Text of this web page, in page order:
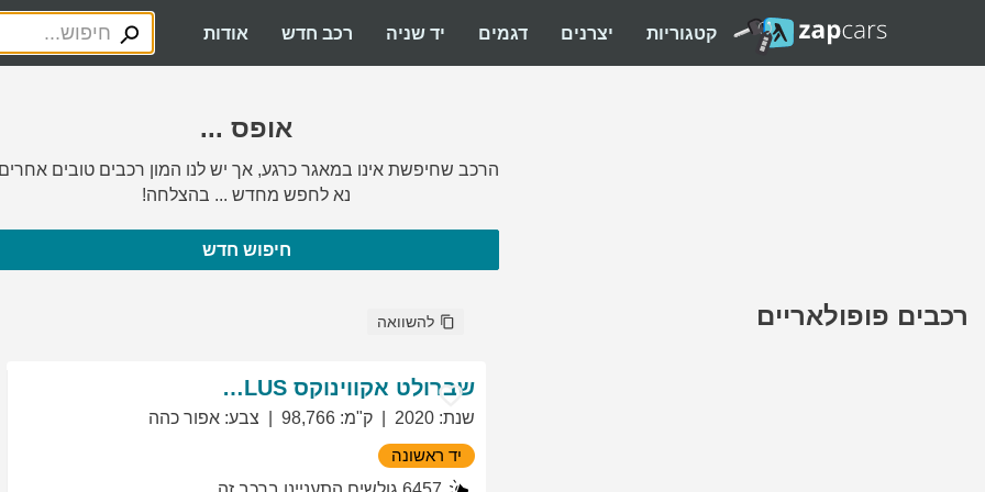
קטגוריות יצרנים דגמים יד שניה רכב חדש אודות
אופס ...
הרכב שחיפשת אינו במאגר כרגע, אך יש לנו המון רכבים טובים
נא לחפש מחדש ... בהצלחה!
חיפוש חדש
רכבים פופולאריים להשוואה
שברולט אקווינוקס LT PLUS
שנת:
2020 ק"מ:
98,766 צבע: אפור כהה
יד ראשונה